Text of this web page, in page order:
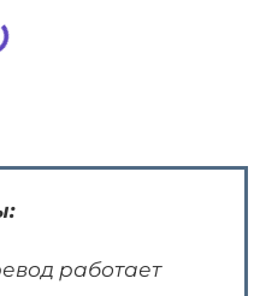
работает